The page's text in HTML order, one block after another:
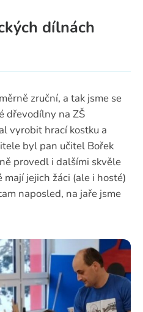
dílnách
zruční, a tak jsme se
dřevodílny na ZŠ
vyrobit hrací kostku a
byl pan učitel Bořek
provedl i dalšími skvěle
jejich žáci (ale i hosté)
naposled, na jaře jsme